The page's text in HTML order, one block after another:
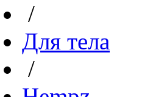
/
Для тела
/